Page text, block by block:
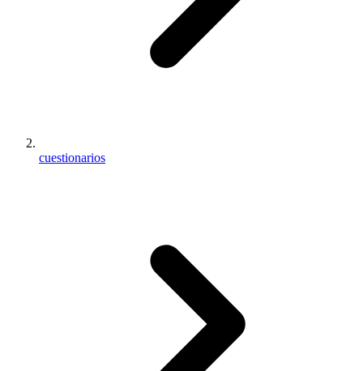
cuestionarios